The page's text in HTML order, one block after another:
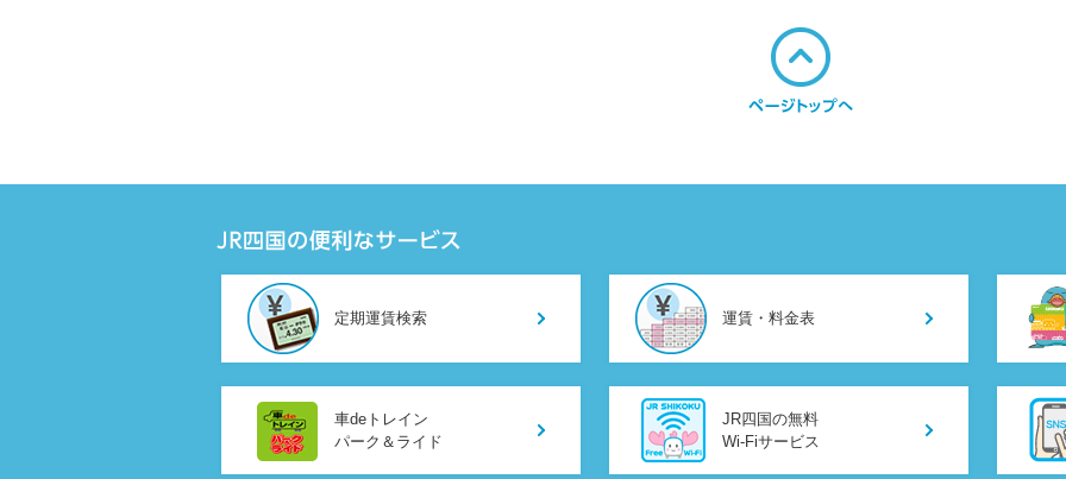
定期運賃検索 運賃・料金表
車deトレイン
パーク＆ライド
JR四国の無料
Wi-Fiサービス